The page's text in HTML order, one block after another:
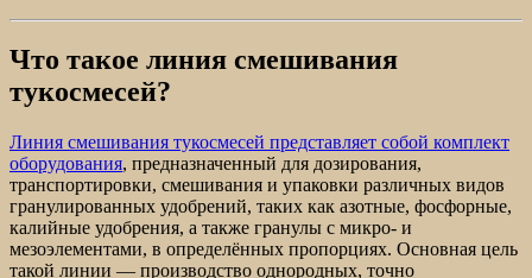
Что такое линия смешивания
тукосмесей?
Линия смешивания тукосмесей представляет собой комплект
оборудования, предназначенный для дозирования,
транспортировки, смешивания и упаковки различных видов
гранулированных удобрений, таких как азотные, фосфорные,
калийные удобрения, а также гранулы с микро- и
мезоэлементами, в определённых пропорциях. Основная цель
такой линии — производство однородных, точно